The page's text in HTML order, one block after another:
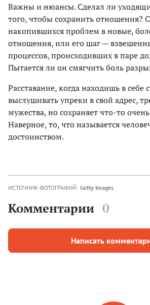
Важны и нюансы. Сделал ли
того, чтобы сохранить отношения?
накопившихся проблем в новые,
отношения, или его шаг —
процессов, происходивших в паре
Пытается ли он смягчить боль
Расставание, когда находишь в
выслушивать упреки в свой адрес,
мужества, но сохраняет что-то
Наверное, то, что называется
достоинством.
ИСТОЧНИК ФОТОГРАФИЙ: Getty Images
Комментарии 0
Написать